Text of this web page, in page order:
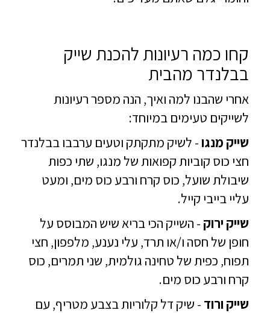
קחו כמה רעיונות להכנת שייק
בבלנדר מהבית
אחרי שהבנו למה ואיך, הנה מספר רעיונות
לשייקים טעימים במיוחד:
שייק מנגו- לשיק מתקתק וטעים ערבבו בבלנדר
חצי כוס קוביות קפואות של מנגו, שתי כפות
שיבולת שועל, כוס קרח ורבע כוס מים, ומעט
עליי בייבי קייל.
שייק ירוק - השייק הכי בריא שיש המבוסס על
חופן של חסה ו/או תרד, עלי נענע, מלפפון, חצי
תפוח, כפית של טחינה גולמית, שני תמרים, כוס
קרח ורבע כוס מים.
שייק ורוד - שיק דל קלוריות בצבע מטריף, עם